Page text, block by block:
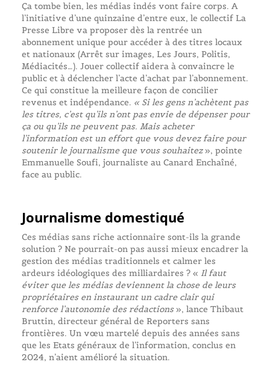
Ça tombe bien, les médias indés vont faire corps. A
l’initiative d’une quinzaine d’entre eux, le collectif La
Presse Libre va proposer dès la rentrée un
abonnement unique pour accéder à des titres locaux
et nationaux (Arrêt sur images, Les Jours, Politis,
Médiacités…). Jouer collectif aidera à convaincre le
public et à déclencher l’acte d’achat par l’abonnement.
Ce qui constitue la meilleure façon de concilier
revenus et indépendance. « Si les gens n’achètent pas
les titres, c’est qu’ils n’ont pas envie de dépenser pour
ça ou qu’ils ne peuvent pas. Mais acheter
l’information est un effort que vous devez faire pour
soutenir le journalisme que vous souhaitez», pointe
Emmanuelle Soufi, journaliste au Canard Enchaîné,
face au public.
Journalisme domestiqué
Ces médias sans riche actionnaire sont-ils la grande
solution ? Ne pourrait-on pas aussi mieux encadrer la
gestion des médias traditionnels et calmer les
ardeurs idéologiques des milliardaires ? « Il faut
éviter que les médias deviennent la chose de leurs
propriétaires en instaurant un cadre clair qui
renforce l’autonomie des rédactions», lance Thibaut
Bruttin, directeur général de Reporters sans
frontières. Un vœu martelé depuis des années sans
que les Etats généraux de l’information, conclus en
2024, n’aient amélioré la situation.